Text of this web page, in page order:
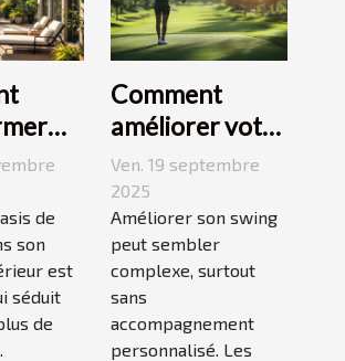
de
son
est
séduit
de
Comment
améliorer votre
swing avec des
leçons en ligne
Ven. 19 septembre
2025
Améliorer son swing
peut sembler
complexe, surtout
sans
accompagnement
personnalisé. Les